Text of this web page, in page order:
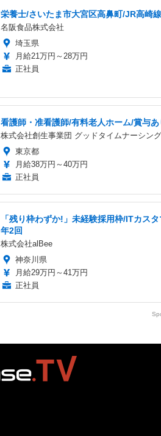
栄養士/さいたま市大宮区高鼻町/JR高崎
名阪食品株式会社
埼玉県
月給21万円～28万円
正社員
看護師・准看護師/有料老人ホーム/賞与あ
株式会社創生事業団 グッドタイムナーシン
東京都
月給38万円～40万円
正社員
「残り枠わずか!」未経験採用枠/ITカス
年2回
株式会社alBee
神奈川県
月給29万円～41万円
正社員